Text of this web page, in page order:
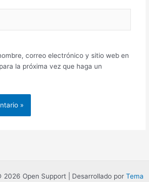
correo electrónico y sitio web en
la próxima vez que haga un
Open Support | Desarrollado por Tema